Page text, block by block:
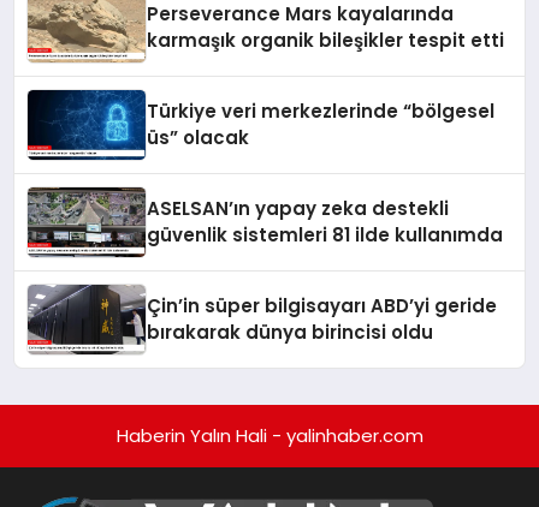
Perseverance Mars kayalarında
karmaşık organik bileşikler tespit etti
Türkiye veri merkezlerinde “bölgesel
üs” olacak
ASELSAN’ın yapay zeka destekli
güvenlik sistemleri 81 ilde kullanımda
Çin’in süper bilgisayarı ABD’yi geride
bırakarak dünya birincisi oldu
Haberin Yalın Hali - yalinhaber.com